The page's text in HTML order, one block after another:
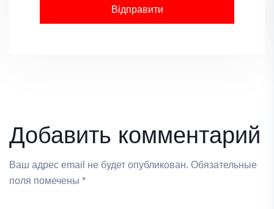
Добавить комментарий
Ваш адрес email не будет опубликован. Обязательные
поля помечены *